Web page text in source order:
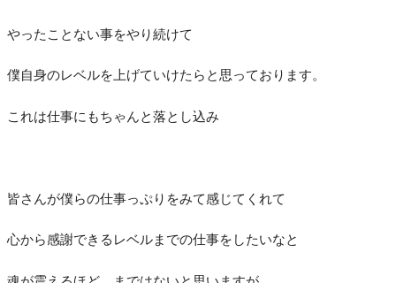
やったことない事をやり続けて
僕自身のレベルを上げていけたらと思っております。
これは仕事にもちゃんと落とし込み
皆さんが僕らの仕事っぷりをみて感じてくれて
心から感謝できるレベルまでの仕事をしたいなと